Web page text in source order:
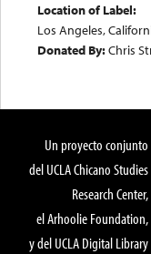
Location of Label:
Los Angeles,
Donated By:Chris
Un proyecto conjunto
del UCLA Chicano Studies
Research Center,
el Arhoolie Foundation,
y del UCLA Digital Library